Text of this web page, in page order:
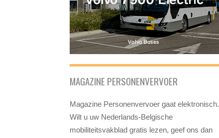
MAGAZINE PERSONENVERVOER
Magazine Personenvervoer gaat elektronisch.
Wilt u uw Nederlands-Belgische
mobiliteitsvakblad gratis lezen, geef ons dan